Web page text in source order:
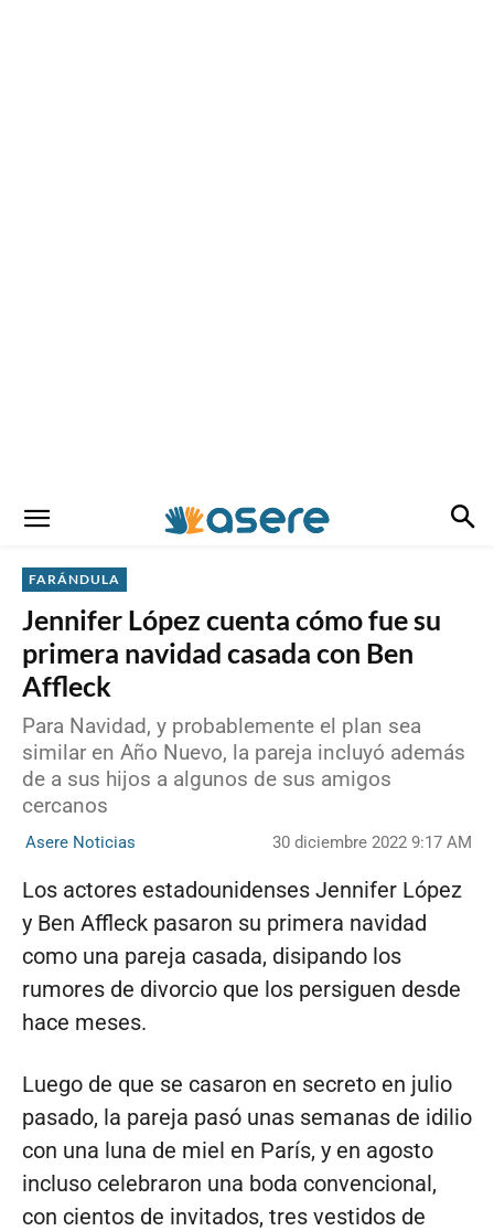
FARÁNDULA
Jennifer López cuenta cómo fue su
primera navidad casada con Ben
Affleck
Para Navidad, y probablemente el plan sea
similar en Año Nuevo, la pareja incluyó además
de a sus hijos a algunos de sus amigos
cercanos
Asere Noticias 30 diciembre 2022 9:17 AM
Los actores estadounidenses Jennifer López
y Ben Affleck pasaron su primera navidad
como una pareja casada, disipando los
rumores de divorcio que los persiguen desde
hace meses.
Luego de que se casaron en secreto en julio
pasado, la pareja pasó unas semanas de idilio
con una luna de miel en París, y en agosto
incluso celebraron una boda convencional,
con cientos de invitados, tres vestidos de